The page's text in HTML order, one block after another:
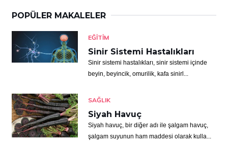
POPÜLER MAKALELER
EĞITIM
Sinir Sistemi Hastalıkları
Sinir sistemi hastalıkları, sinir sistemi içinde
beyin, beyincik, omurilik, kafa sinirl...
SAĞLIK
Siyah Havuç
Siyah havuç, bir diğer adı ile şalgam havuç,
şalgam suyunun ham maddesi olarak kulla...